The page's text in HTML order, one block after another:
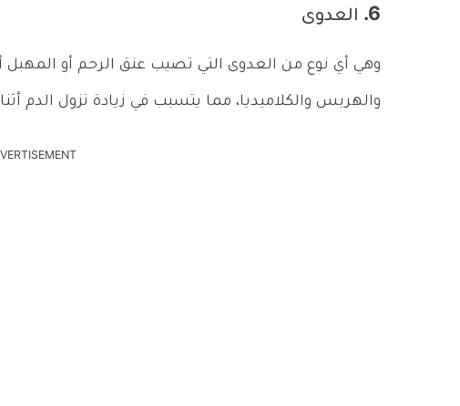
6. العدوى
وهي أي نوع من العدوى التي تصيب عنق الرحم أو المهبل
والهربس والكلاميديا، مما يتسبب في زيادة نزول الدم